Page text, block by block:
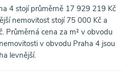
4 stojí průměrně 17 929 219 Kč
nemovitost stojí 75 000 Kč a
Průměrná cena za m² v obvodu
v obvodu Praha 4 jsou
levnější.